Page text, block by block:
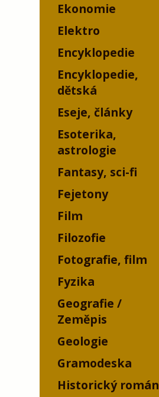
Ekonomie
Elektro
Encyklopedie
Encyklopedie,
dětská
Eseje, články
Esoterika,
astrologie
Fantasy, sci-fi
Fejetony
Film
Filozofie
Fotografie, film
Fyzika
Geografie /
Zeměpis
Geologie
Gramodeska
Historický román